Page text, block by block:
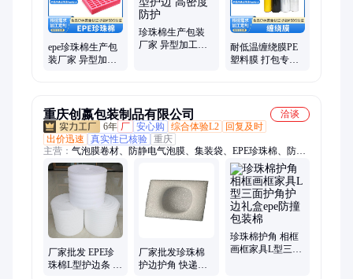
epe珍珠棉生产包
装厂家 异型加工
珍珠棉生产包装
厂家 异型加工泡
耐低温缠绕膜PE
塑料膜 打包专用
重庆创嬴包装制品有限公司
洽谈
6年 厂 安心购 综合体验L2
回复及时
出价迅速
真实性已核验 重庆
主营： 气泡膜卷材、防静电气泡膜、集装袋、EPE珍珠棉、防静
电EPE珍珠棉、吸塑包装、太空包、吨包袋、太空袋、软托盘、
中空板卷材、片材、箱子、异型材、万通板、吸塑托盘
厂家批发 EPE珍
珠棉L型护边条 门
厂家批发珍珠棉
护边护角 快递运
珍珠棉护角 相框
画框家具L型三面